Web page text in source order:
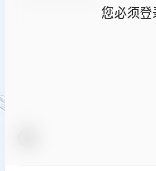
您必须登